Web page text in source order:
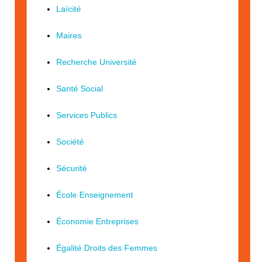
Laïcité
Maires
Recherche Université
Santé Social
Services Publics
Société
Sécurité
École Enseignement
Économie Entreprises
Égalité Droits des Femmes